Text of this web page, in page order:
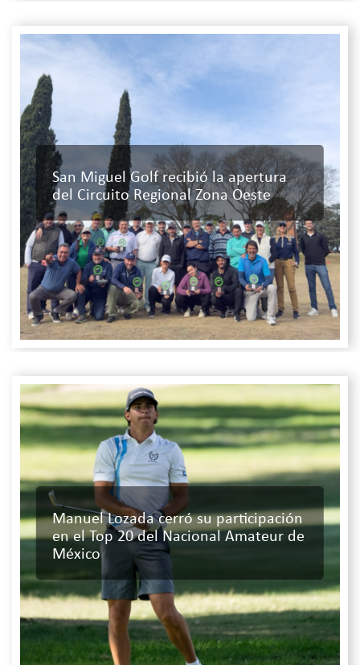
San Miguel Golf recibió la apertura
del Circuito Regional Zona Oeste
Manuel Lozada cerró su participación
en el Top 20 del Nacional Amateur de
México